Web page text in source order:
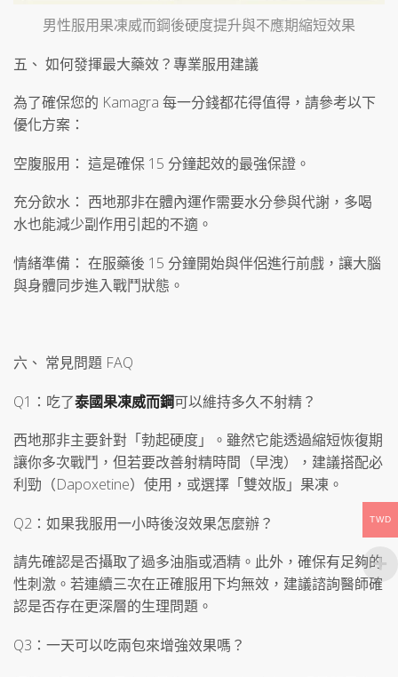
男性服用果凍威而鋼後硬度提升與不應期縮短效果
五、 如何發揮最大藥效？專業服用建議
為了確保您的 Kamagra 每一分錢都花得值得，請參考以下
優化方案：
空腹服用： 這是確保 15 分鐘起效的最強保證。
充分飲水： 西地那非在體內運作需要水分參與代謝，多喝
水也能減少副作用引起的不適。
情緒準備： 在服藥後 15 分鐘開始與伴侶進行前戲，讓大腦
與身體同步進入戰鬥狀態。
六、 常見問題 FAQ
Q1：吃了泰國果凍威而鋼可以維持多久不射精？
西地那非主要針對「勃起硬度」。雖然它能透過縮短恢復期
讓你多次戰鬥，但若要改善射精時間（早洩），建議搭配必
利勁（Dapoxetine）使用，或選擇「雙效版」果凍。
Q2：如果我服用一小時後沒效果怎麼辦？
請先確認是否攝取了過多油脂或酒精。此外，確保有足夠的
性刺激。若連續三次在正確服用下均無效，建議諮詢醫師確
認是否存在更深層的生理問題。
Q3：一天可以吃兩包來增強效果嗎？
TWD